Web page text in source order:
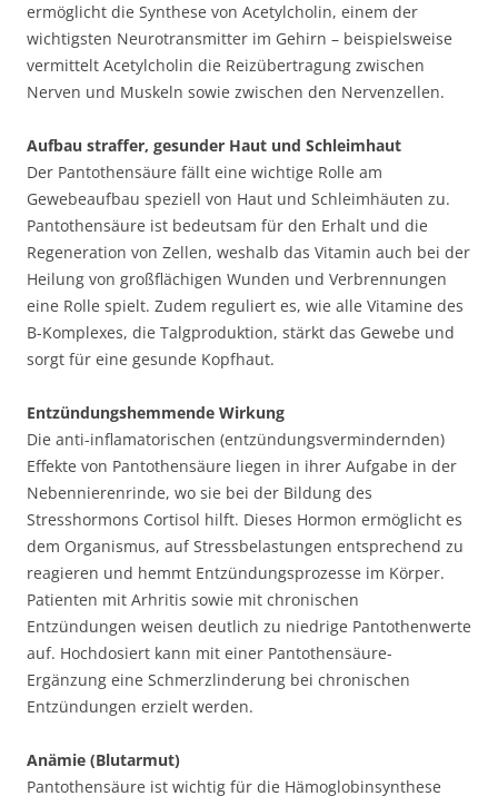
ermöglicht die Synthese von Acetylcholin, einem der
wichtigsten Neurotransmitter im Gehirn – beispielsweise
vermittelt Acetylcholin die Reizübertragung zwischen
Nerven und Muskeln sowie zwischen den Nervenzellen.
Aufbau straffer, gesunder Haut und Schleimhaut
Der Pantothensäure fällt eine wichtige Rolle am
Gewebeaufbau speziell von Haut und Schleimhäuten zu.
Pantothensäure ist bedeutsam für den Erhalt und die
Regeneration von Zellen, weshalb das Vitamin auch bei der
Heilung von großflächigen Wunden und Verbrennungen
eine Rolle spielt. Zudem reguliert es, wie alle Vitamine des
B-Komplexes, die Talgproduktion, stärkt das Gewebe und
sorgt für eine gesunde Kopfhaut.
Entzündungshemmende Wirkung
Die anti-inflamatorischen (entzündungsvermindernden)
Effekte von Pantothensäure liegen in ihrer Aufgabe in der
Nebennierenrinde, wo sie bei der Bildung des
Stresshormons Cortisol hilft. Dieses Hormon ermöglicht es
dem Organismus, auf Stressbelastungen entsprechend zu
reagieren und hemmt Entzündungsprozesse im Körper.
Patienten mit Arhritis sowie mit chronischen
Entzündungen weisen deutlich zu niedrige Pantothenwerte
auf. Hochdosiert kann mit einer Pantothensäure-
Ergänzung eine Schmerzlinderung bei chronischen
Entzündungen erzielt werden.
Anämie (Blutarmut)
Pantothensäure ist wichtig für die Hämoglobinsynthese